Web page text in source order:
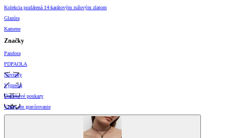
Kolekcia pozlátená 14-karátovým ružovým zlatom
Glazúra
Kamene
Značky
Pandora
PDPAOLA
Novinky
Výpredaj
Darčekové poukazy
Vzory pre gravírovanie